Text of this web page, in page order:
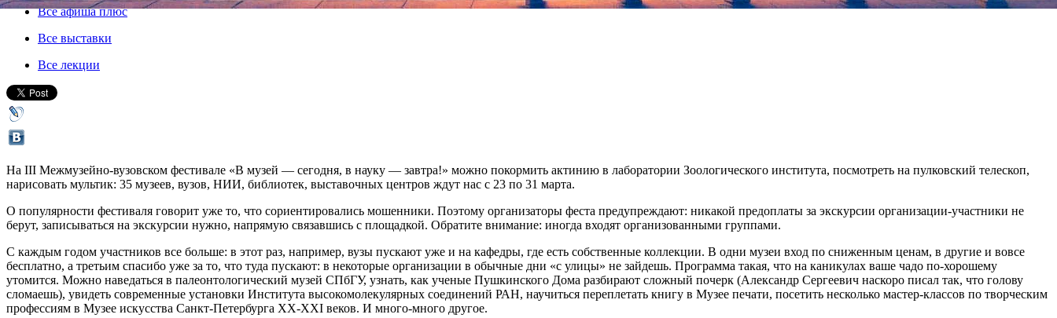
Все афиша плюс
Все выставки
Все лекции
На III Межмузейно-вузовском фестивале «В музей — сегодня, в науку — завтра!» можно покормить актинию в лаборатории Зоологического института, посмотреть на пулковский телескоп,
нарисовать мультик: 35 музеев, вузов, НИИ, библиотек, выставочных центров ждут нас с 23 по 31 марта.
О популярности фестиваля говорит уже то, что сориентировались мошенники. Поэтому организаторы феста предупреждают: никакой предоплаты за экскурсии организации-участники не
берут, записываться на экскурсии нужно, напрямую связавшись с площадкой. Обратите внимание: иногда входят организованными группами.
С каждым годом участников все больше: в этот раз, например, вузы пускают уже и на кафедры, где есть собственные коллекции. В одни музеи вход по сниженным ценам, в другие и вовсе
бесплатно, а третьим спасибо уже за то, что туда пускают: в некоторые организации в обычные дни «с улицы» не зайдешь. Программа такая, что на каникулах ваше чадо по-хорошему
утомится. Можно наведаться в палеонтологический музей СПбГУ, узнать, как ученые Пушкинского Дома разбирают сложный почерк (Александр Сергеевич наскоро писал так, что голову
сломаешь), увидеть современные установки Института высокомолекулярных соединений РАН, научиться переплетать книгу в Музее печати, посетить несколько мастер-классов по творческим
профессиям в Музее искусства Санкт-Петербурга ХХ-ХХI веков. И много-много другое.